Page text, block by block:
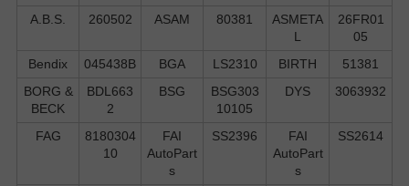
A.B.S. 260502 ASAM 80381
ASMETA
L
26FR01
05
Bendix
045438B BGA LS2310 BIRTH
51381
BORG &
BECK
BDL663
2
BSG
BSG303
10105
DYS 3063932
FAG
8180304
10
FAI
AutoPart
s
SS2396
FAI
AutoPart
s
SS2614